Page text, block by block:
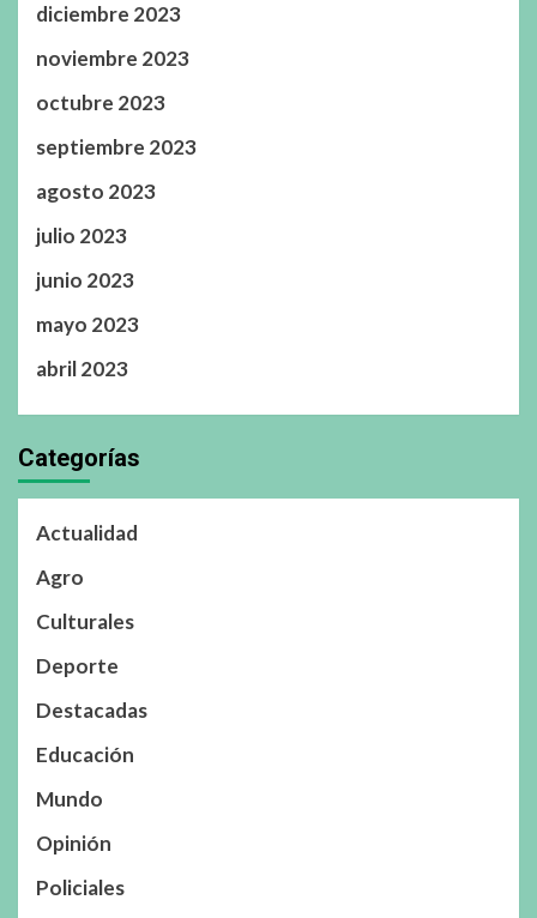
diciembre 2023
noviembre 2023
octubre 2023
septiembre 2023
agosto 2023
julio 2023
junio 2023
mayo 2023
abril 2023
Categorías
Actualidad
Agro
Culturales
Deporte
Destacadas
Educación
Mundo
Opinión
Policiales